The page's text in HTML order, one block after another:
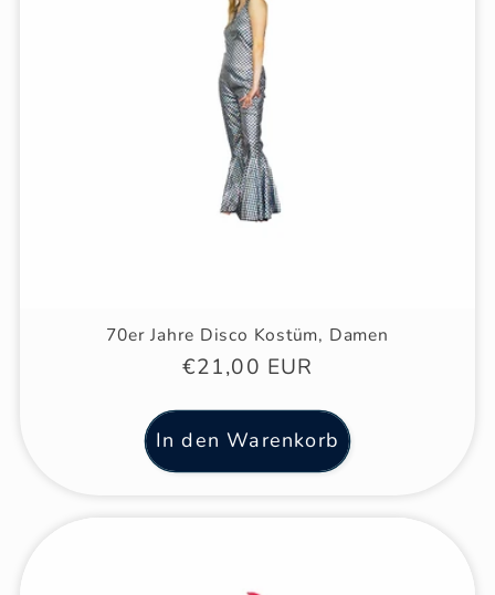
70er Jahre Disco Kostüm, Damen
Normaler
€21,00 EUR
In den Warenkorb